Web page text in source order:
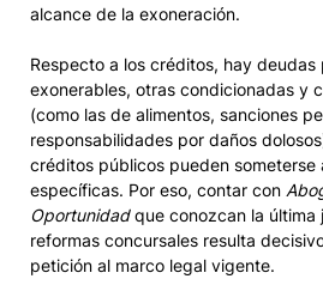
alcance de la exoneración.
Respecto a los créditos, hay deudas
exonerables, otras condicionadas y
(como las de alimentos, sanciones
responsabilidades por daños
créditos públicos pueden someterse
específicas. Por eso, contar con
Oportunidadque conozcan la última
reformas concursales resulta
petición al marco legal vigente.